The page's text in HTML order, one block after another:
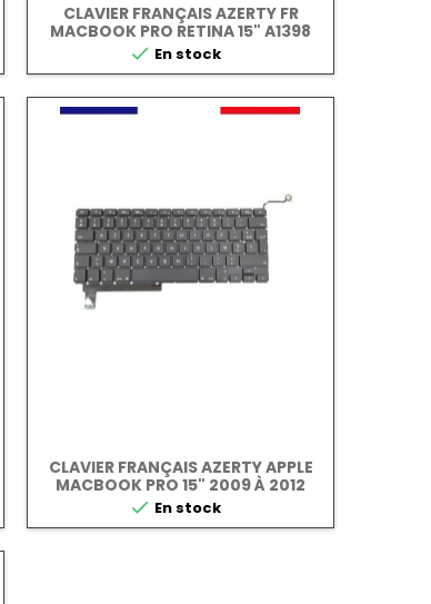
CLAVIER FRANÇAIS AZERTY FR
MACBOOK PRO RETINA 15" A1398
2012-2015
 En stock
CLAVIER FRANÇAIS AZERTY APPLE
MACBOOK PRO 15" 2009 À 2012
A1286
 En stock